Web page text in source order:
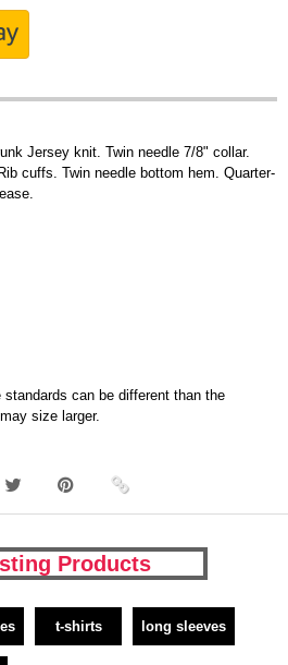
Jersey knit. Twin needle 7/8" collar.
cuffs. Twin needle bottom hem. Quarter-
can be different than the
size larger.
Products
t-shirts long sleeves